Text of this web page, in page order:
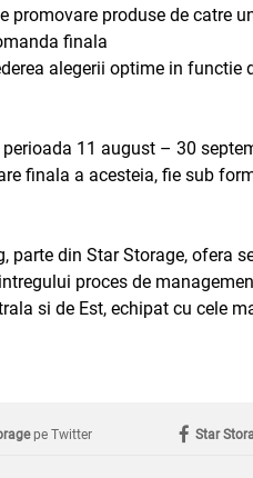
promovare produse de catre
finala
alegerii optime in functie
11 august – 30
finala a acesteia, fie sub
parte din Star Storage, ofera
proces de
si de Est, echipat cu cele
pe Twitter Star